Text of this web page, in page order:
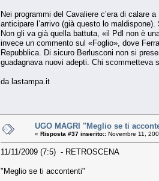
Nei programmi del Cavaliere c’era di calare
anticipare l’arrivo (già questo lo
Non gli va già quella battuta, «il Pdl non è
invece un commento sul «Foglio», dove
Repubblica. Di sicuro Berlusconi non si
guadagnava nuovi adepti. Chi scommetteva
da lastampa.it
UGO MAGRI "Meglio se ti
« Risposta #37 inserito:: Novembre 11,
11/11/2009 (7:5) - RETROSCENA
"Meglio se ti accontenti"